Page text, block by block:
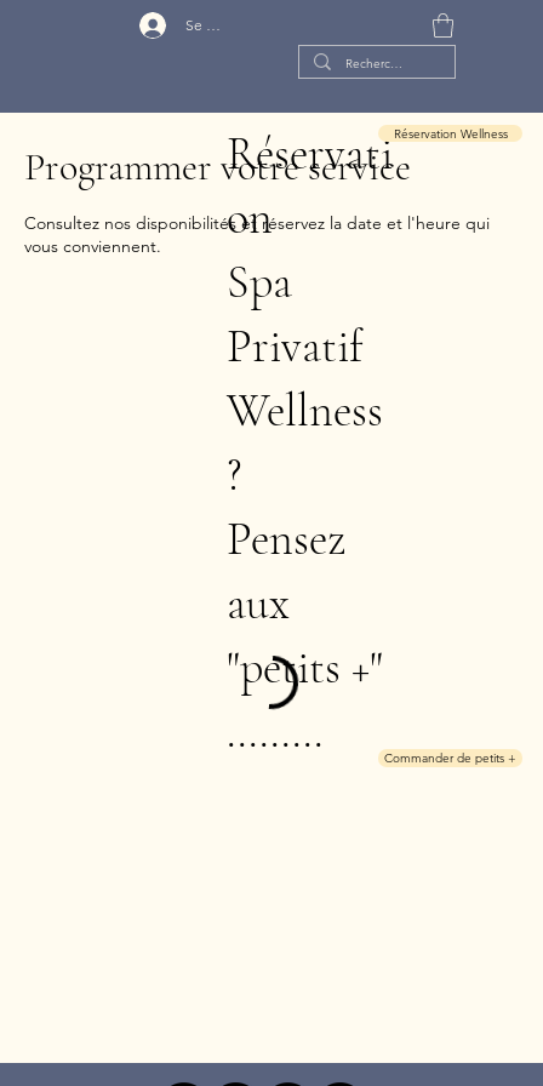
Se connecter
Programmer votre service
Consultez nos disponibilités et réservez la date et l'heure qui
vous conviennent.
Réservati
on
Spa
Privatif
Wellness
?
Pensez
aux
"petits +"
.........
Réservation Wellness
Commander de petits +